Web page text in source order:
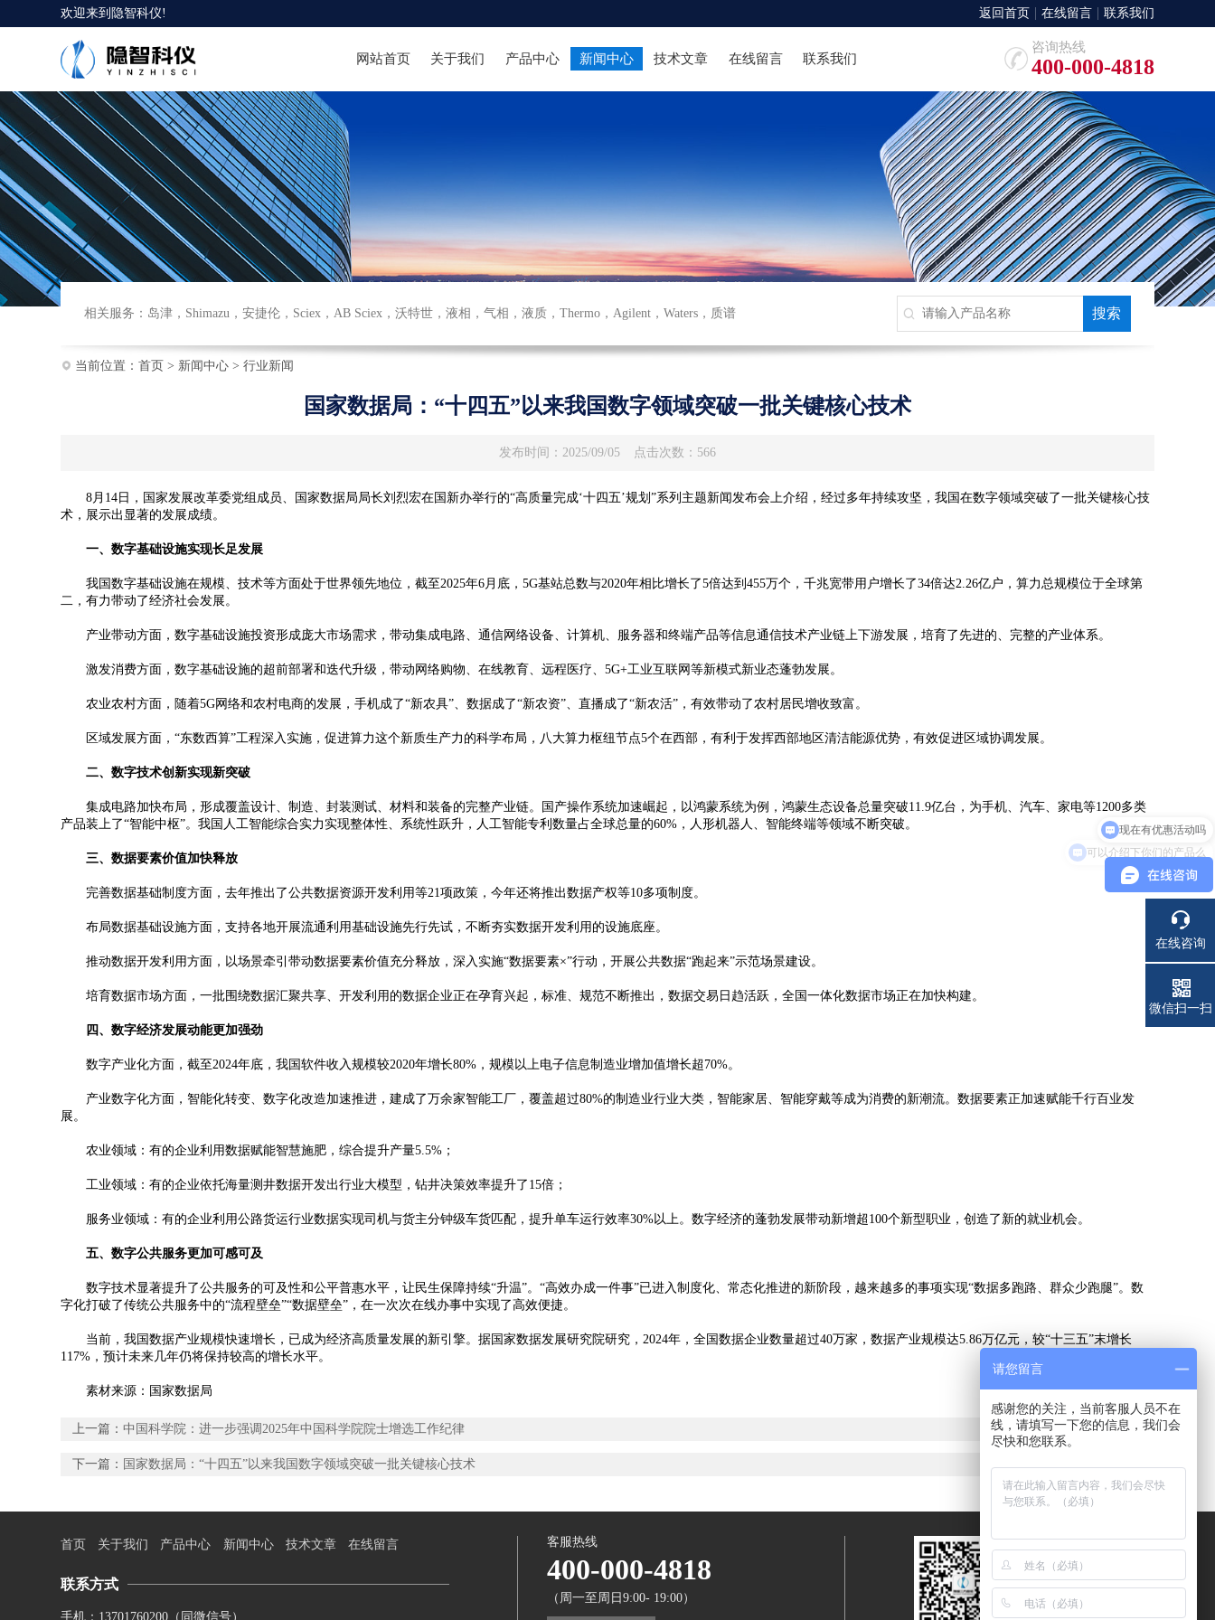
欢迎来到 隐智科仪! 返回首页 在线留言 联系我们
网站首页 关于我们 产品中心 新闻中心 技术文章 在线留言 联系我们
咨询热线
400-000-4818
相关服务： 岛津 ， Shimazu ，安捷伦 ， Sciex ，AB Sciex ，沃特世 ，液相 ，气相 ，液质 ，Thermo ，Agilent ，Waters ， 质谱
当前位置： 首页 > 新闻中心> 行业新闻
国家数据局：“十四五”以来我国数字领域突破一批关键核心技术
发布时间：2025/09/05 点击次数：566
8月14日，国家发展改革委党组成员、国家数据局局长刘烈宏在国新办举行的“高质量完成‘十四五’规划”系列主题新闻发布会上介绍，经过多年持续攻坚，我国在数字领域突破了一批关键核心技
术，展示出显著的发展成绩。
一、数字基础设施实现长足发展
我国数字基础设施在规模、技术等方面处于世界领先地位，截至2025年6月底，5G基站总数与2020年相比增长了5倍达到455万个，千兆宽带用户增长了34倍达2.26亿户，算力总规模位于全球第
二，有力带动了经济社会发展。
产业带动方面，数字基础设施投资形成庞大市场需求，带动集成电路、通信网络设备、计算机、服务器和终端产品等信息通信技术产业链上下游发展，培育了先进的、完整的产业体系。
激发消费方面，数字基础设施的超前部署和迭代升级，带动网络购物、在线教育、远程医疗、5G+工业互联网等新模式新业态蓬勃发展。
农业农村方面，随着5G网络和农村电商的发展，手机成了“新农具”、数据成了“新农资”、直播成了“新农活”，有效带动了农村居民增收致富。
区域发展方面，“东数西算”工程深入实施，促进算力这个新质生产力的科学布局，八大算力枢纽节点5个在西部，有利于发挥西部地区清洁能源优势，有效促进区域协调发展。
二、数字技术创新实现新突破
集成电路加快布局，形成覆盖设计、制造、封装测试、材料和装备的完整产业链。国产操作系统加速崛起，以鸿蒙系统为例，鸿蒙生态设备总量突破11.9亿台，为手机、汽车、家电等1200多类
产品装上了“智能中枢”。我国人工智能综合实力实现整体性、系统性跃升，人工智能专利数量占全球总量的60%，人形机器人 、智能终端等领域不断突破。
三、数据要素价值加快释放
完善数据基础制度方面，去年推出了公共数据资源开发利用等21项政策，今年还将推出数据产权等10多项制度。
布局数据基础设施方面，支持各地开展流通利用基础设施先行先试，不断夯实数据开发利用的设施底座。
推动数据开发利用方面，以场景牵引带动数据要素价值充分释放，深入实施“数据要素×”行动，开展公共数据“跑起来”示范场景建设。
培育数据市场方面，一批围绕数据汇聚共享、开发利用的数据企业正在孕育兴起，标准、规范不断推出，数据交易日趋活跃，全国一体化数据市场正在加快构建。
四、数字经济发展动能更加强劲
数字产业化方面，截至2024年底，我国软件收入规模较2020年增长80%，规模以上电子信息制造业增加值增长超70%。
产业数字化方面，智能化转变、数字化改造加速推进，建成了万余家智能工厂，覆盖超过80%的制造业行业大类，智能家居、智能穿戴等成为消费的新潮流。数据要素正加速赋能千行百业发
展。
农业领域：有的企业利用数据赋能智慧施肥，综合提升产量5.5%；
工业领域：有的企业依托海量测井数据开发出行业大模型，钻井决策效率提升了15倍；
服务业领域：有的企业利用公路货运行业数据实现司机与货主分钟级车货匹配，提升单车运行效率30%以上。数字经济的蓬勃发展带动新增超100个新型职业，创造了新的就业机会。
五、数字公共服务更加可感可及
数字技术显著提升了公共服务的可及性和公平普惠水平，让民生保障持续“升温”。“高效办成一件事”已进入制度化、常态化推进的新阶段，越来越多的事项实现“数据多跑路、群众少跑腿”。数
字化打破了传统公共服务中的“流程壁垒”“数据壁垒”，在一次次在线办事中实现了高效便捷。
当前，我国数据产业规模快速增长，已成为经济高质量发展的新引擎。据国家数据发展研究院研究，2024年，全国数据企业数量超过40万家，数据产业规模达5.86万亿元，较“十三五”末增长
117%，预计未来几年仍将保持较高的增长水平。
素材来源：国家数据局
上一篇：中国科学院：进一步强调2025年中国科学院院士增选工作纪律
下一篇： 国家数据局：“十四五”以来我国数字领域突破一批关键核心技术
首页 关于我们 产品中心 新闻中心 技术文章 在线留言
联系方式
手机：13701760200（同微信号）
客服热线
400-000-4818
（周一至周日9:00- 19:00）
在线咨询
电话
微信扫一扫
可以介绍下你们的产品么
现在有优惠活动吗
请您留言
感谢您的关注，当前客服人员不在
线，请填写一下您的信息，我们会
尽快和您联系。